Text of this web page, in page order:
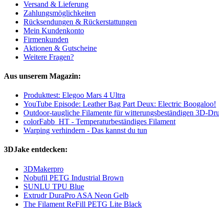
Versand & Lieferung
Zahlungsmöglichkeiten
Rücksendungen & Rückerstattungen
Mein Kundenkonto
Firmenkunden
Aktionen & Gutscheine
Weitere Fragen?
Aus unserem Magazin:
Produkttest: Elegoo Mars 4 Ultra
YouTube Episode: Leather Bag Part Deux: Electric Boogaloo!
Outdoor-taugliche Filamente für witterungsbeständigen 3D-
colorFabb_HT - Temperaturbeständiges Filament
Warping verhindern - Das kannst du tun
3DJake entdecken:
3DMakerpro
Nobufil PETG Industrial Brown
SUNLU TPU Blue
Extrudr DuraPro ASA Neon Gelb
The Filament ReFill PETG Lite Black